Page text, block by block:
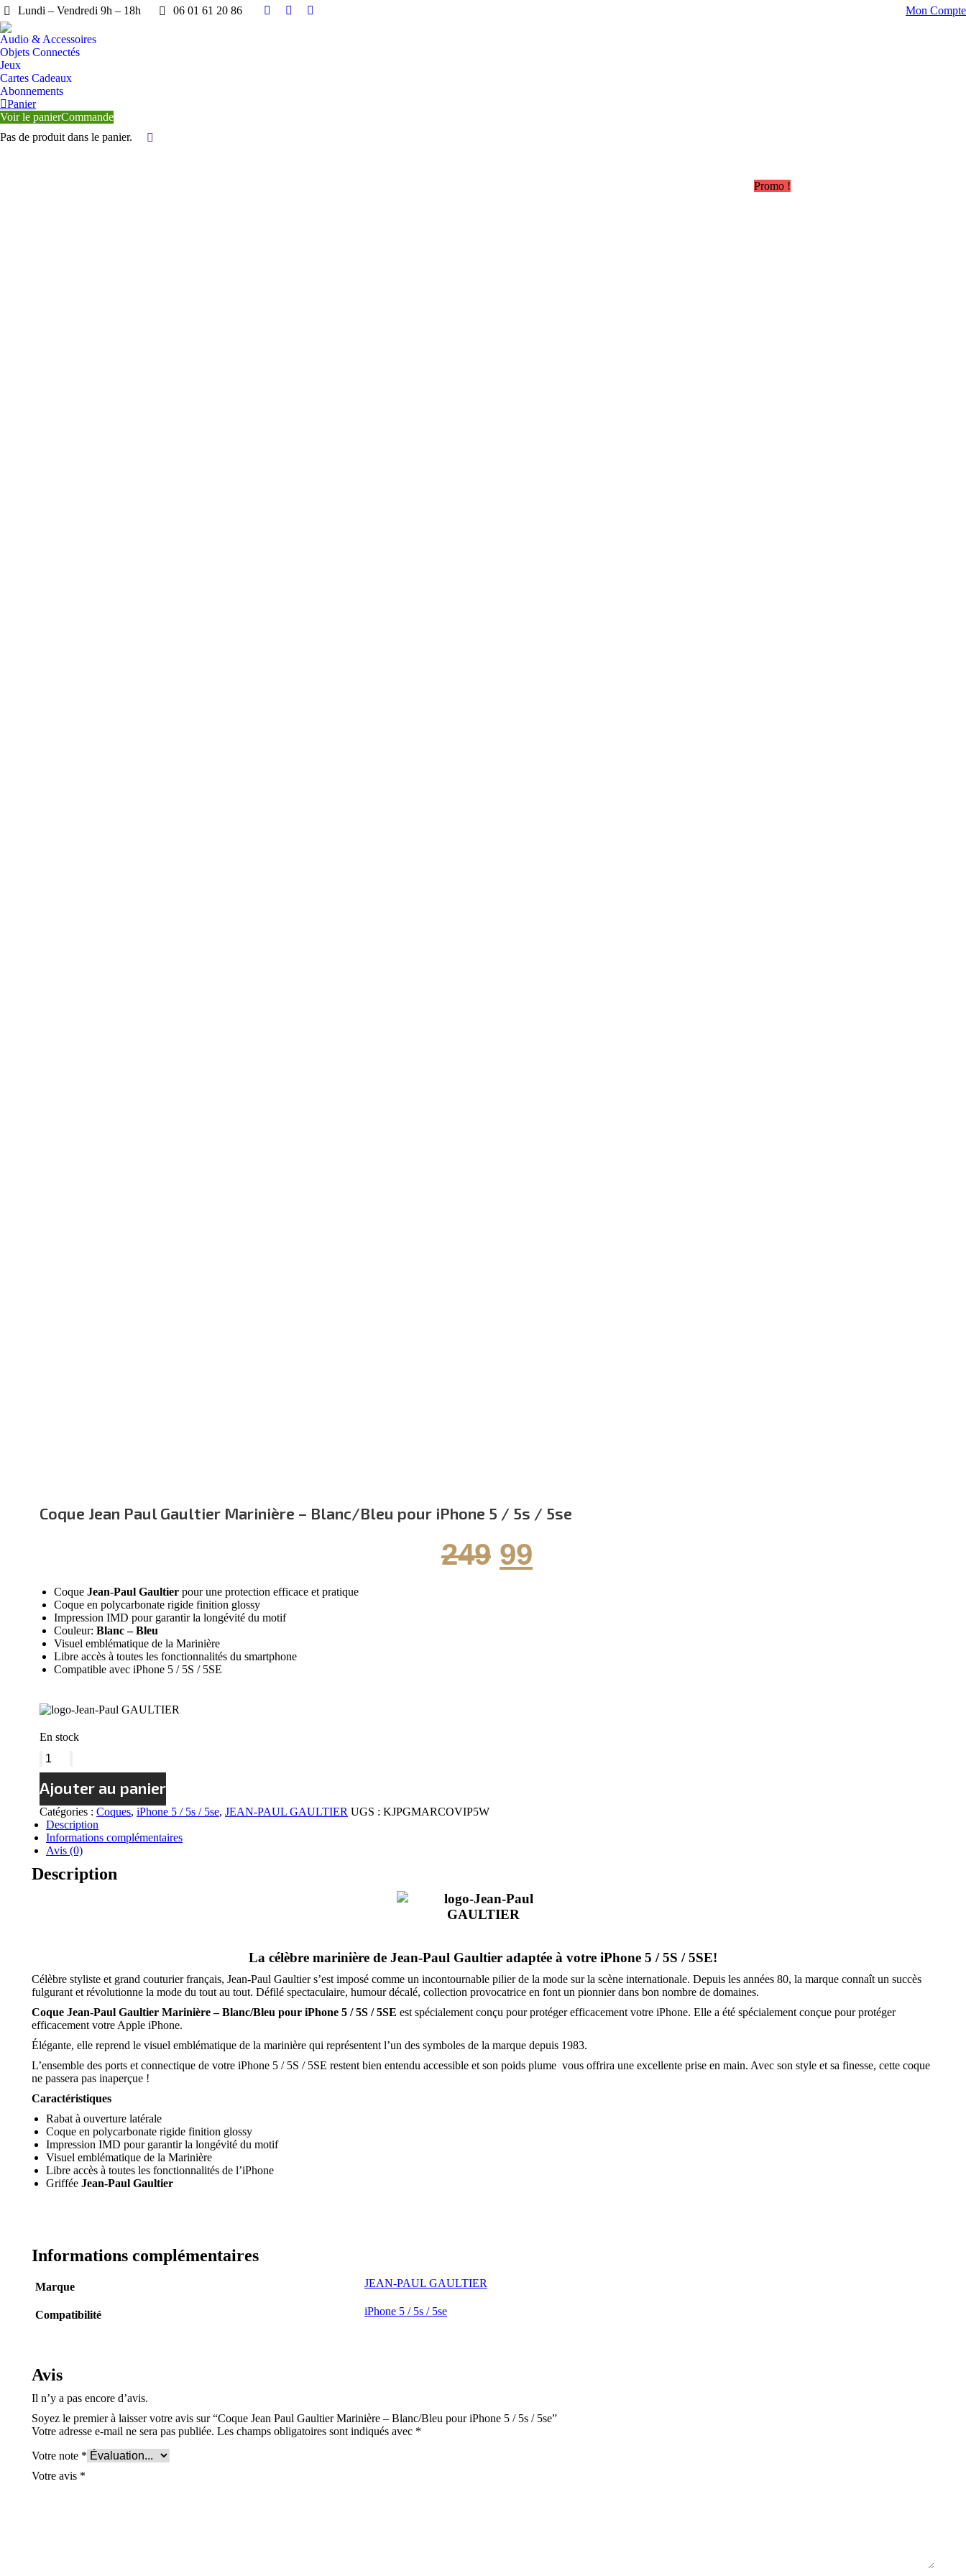
Lundi – Vendredi 9h – 18h 06 01 61 20 86
Facebook
YouTube
X
Mon Compte
Audio & Accessoires
Objets Connectés
Jeux
Cartes Cadeaux
Abonnements
Panier
Voir le panierCommande
Pas de produit dans le panier.
Search:
Promo !
Coque Jean Paul Gaultier Marinière – Blanc/Bleu pour iPhone 5 / 5s / 5se
249 Le
99
Coque Jean-Paul Gaultier pour une protection efficace et pratique
Coque en polycarbonate rigide finition glossy
Impression IMD pour garantir la longévité du motif
Couleur: Blanc – Bleu
Visuel emblématique de la Marinière
Libre accès à toutes les fonctionnalités du smartphone
Compatible avec iPhone 5 / 5S / 5SE
En stock
quantité
Coque
Jean
Paul
Gaultier
Marinière
Blanc/Bleu
pour
Ajouter au panier
Catégories : Coques, iPhone 5 / 5s / 5se, JEAN-PAUL GAULTIER UGS : KJPGMARCOVIP5W
Description
Informations complémentaires
Avis (0)
Description
La célèbre marinière de Jean-Paul Gaultier adaptée à votre iPhone 5 / 5S / 5SE!
Célèbre styliste et grand couturier français, Jean-Paul Gaultier s’est imposé comme un incontournable pilier de la mode sur la scène internationale. Depuis les années 80, la marque connaît un succès
fulgurant et révolutionne la mode du tout au tout. Défilé spectaculaire, humour décalé, collection provocatrice en font un pionnier dans bon nombre de domaines.
Coque Jean-Paul Gaultier Marinière – Blanc/Bleu pour iPhone 5 / 5S / 5SE est spécialement conçu pour protéger efficacement votre iPhone. Elle a été spécialement conçue pour protéger
efficacement votre Apple iPhone.
Élégante, elle reprend le visuel emblématique de la marinière qui représentent l’un des symboles de la marque depuis 1983.
L’ensemble des ports et connectique de votre iPhone 5 / 5S / 5SE restent bien entendu accessible et son poids plume vous offrira une excellente prise en main. Avec son style et sa finesse, cette coque
ne passera pas inaperçue !
Caractéristiques
Rabat à ouverture latérale
Coque en polycarbonate rigide finition glossy
Impression IMD pour garantir la longévité du motif
Visuel emblématique de la Marinière
Libre accès à toutes les fonctionnalités de l’iPhone
Griffée Jean-Paul Gaultier
Informations complémentaires
Marque JEAN-PAUL GAULTIER
Compatibilité iPhone 5 / 5s / 5se
Avis
Il n’y a pas encore d’avis.
Soyez le premier à laisser votre avis sur “Coque Jean Paul Gaultier Marinière – Blanc/Bleu pour iPhone 5 / 5s / 5se”
Votre adresse e-mail ne sera pas publiée. Les champs obligatoires sont indiqués avec *
Votre note *
Votre avis *